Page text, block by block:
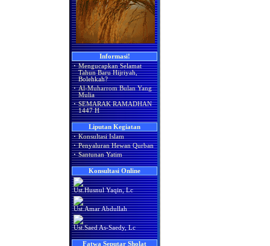
Informasi!
· Mengucapkan Selamat
Tahun Baru Hijriyah,
Bolehkah?
· Al-Muharrom Bulan Yang
Mulia
· SEMARAK RAMADHAN
1447 H
Liputan Kegiatan
· Konsultasi Islam
· Penyaluran Hewan Qurban
· Santunan Yatim
Konsultasi Online
Ust.Husnul Yaqin, Lc
Ust.Amar Abdullah
Ust.Saed As-Saedy, Lc
Fatwa Seputar Sholat